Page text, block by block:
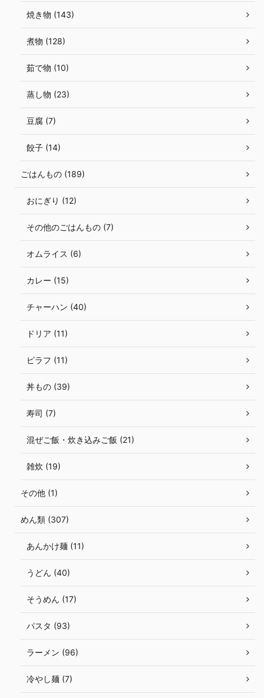
焼き物 (143)
煮物 (128)
茹で物 (10)
蒸し物 (23)
豆腐 (7)
餃子 (14)
ごはんもの (189)
おにぎり (12)
その他のごはんもの (7)
オムライス (6)
カレー (15)
チャーハン (40)
ドリア (11)
ピラフ (11)
丼もの (39)
寿司 (7)
混ぜご飯・炊き込みご飯 (21)
雑炊 (19)
その他 (1)
めん類 (307)
あんかけ麺 (11)
うどん (40)
そうめん (17)
パスタ (93)
ラーメン (96)
冷やし麺 (7)